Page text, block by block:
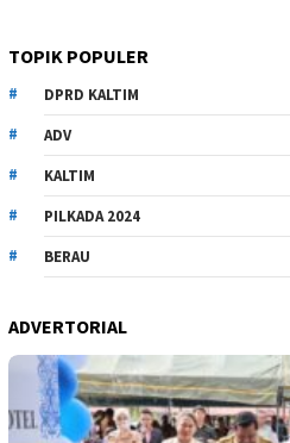
TOPIK POPULER
DPRD KALTIM
ADV
KALTIM
PILKADA 2024
BERAU
ADVERTORIAL